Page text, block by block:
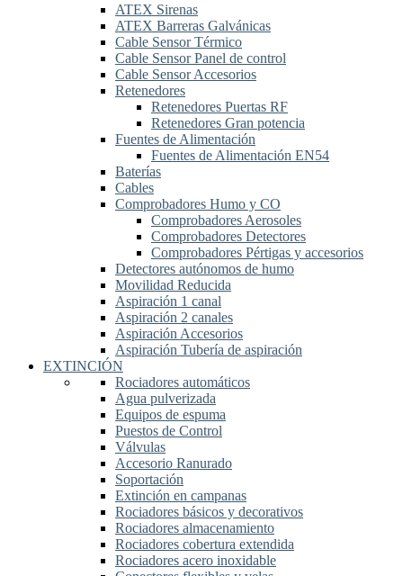
ATEX Sirenas
ATEX Barreras Galvánicas
Cable Sensor Térmico
Cable Sensor Panel de control
Cable Sensor Accesorios
Retenedores
Retenedores Puertas RF
Retenedores Gran potencia
Fuentes de Alimentación
Fuentes de Alimentación EN54
Baterías
Cables
Comprobadores Humo y CO
Comprobadores Aerosoles
Comprobadores Detectores
Comprobadores Pértigas y accesorios
Detectores autónomos de humo
Movilidad Reducida
Aspiración 1 canal
Aspiración 2 canales
Aspiración Accesorios
Aspiración Tubería de aspiración
EXTINCIÓN
Rociadores automáticos
Agua pulverizada
Equipos de espuma
Puestos de Control
Válvulas
Accesorio Ranurado
Soportación
Extinción en campanas
Rociadores básicos y decorativos
Rociadores almacenamiento
Rociadores cobertura extendida
Rociadores acero inoxidable